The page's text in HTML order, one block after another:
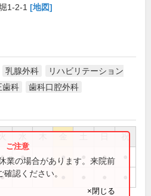
1-2-1 [地図]
乳腺外科
リハビリテーション
歯科 歯科口腔外科
祝
● ● ● ●
●
業の場合があります。来院前
認ください。
×閉じる